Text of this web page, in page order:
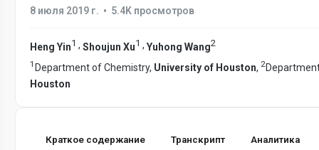
8 июля 2019 г. • 5.4K просмотров
Heng Yin1 , Shoujun Xu1 , Yuhong Wang2
1 Department of Chemistry, University of Houston, 2
Houston
Краткое содержание Транскрипт Аналитика